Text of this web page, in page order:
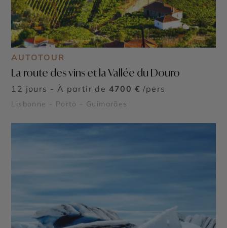
AUTOTOUR
La route des vins et la Vallée du Douro
12 jours - À partir de 4700 € /pers
Lisbonne - Porto - Guimarães